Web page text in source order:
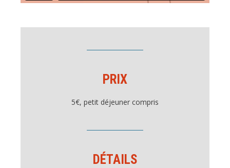
PRIX
5€, petit déjeuner compris
DÉTAILS